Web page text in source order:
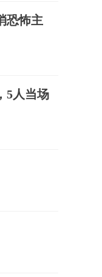
恐怖主
5人当场